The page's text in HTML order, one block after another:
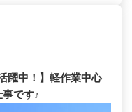
躍中！】軽作業中心
です♪